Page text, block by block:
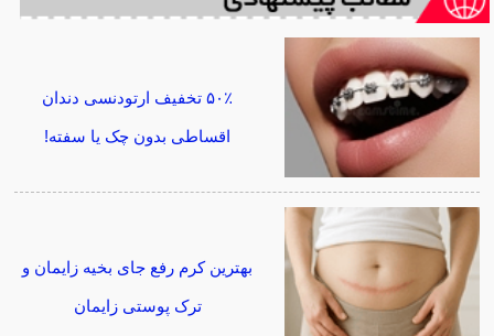
۵۰٪ تخفیف ارتودنسی دندان
اقساطی بدون چک یا سفته!
بهترین کرم رفع جای بخیه زایمان و
ترک پوستی زایمان